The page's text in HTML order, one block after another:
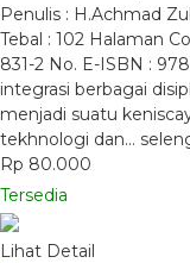
Penulis : H.Achmad
Tebal : 102 Halaman
831-2 No. E-ISBN :
integrasi berbagai
menjadi suatu
tekhnologi dan…
Rp 80.000
Tersedia
Lihat Detail